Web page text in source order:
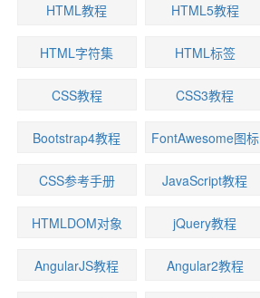
HTML教程 HTML5教程
HTML字符集 HTML标签
CSS教程 CSS3教程
Bootstrap4教程 FontAwesome图标
CSS参考手册 JavaScript教程
HTMLDOM对象 jQuery教程
AngularJS教程 Angular2教程